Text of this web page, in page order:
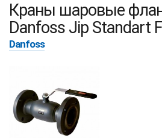
Краны шаровые
Danfoss Jip Standart
Danfoss